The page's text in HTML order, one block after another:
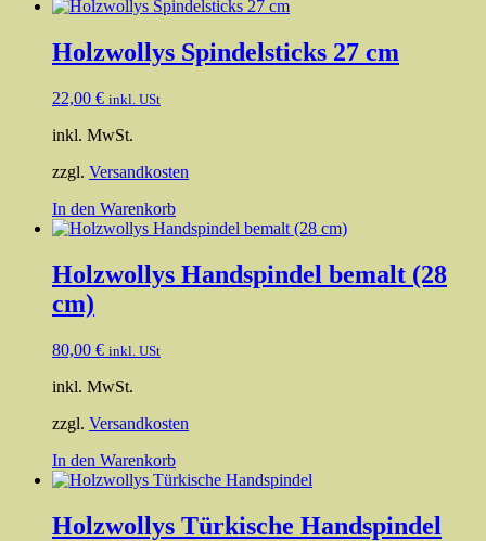
Holzwollys Spindelsticks 27 cm
22,00 € inkl. USt
inkl. MwSt.
zzgl. Versandkosten
In den Warenkorb
Holzwollys Handspindel bemalt (28
cm)
80,00 € inkl. USt
inkl. MwSt.
zzgl. Versandkosten
In den Warenkorb
Holzwollys Türkische Handspindel